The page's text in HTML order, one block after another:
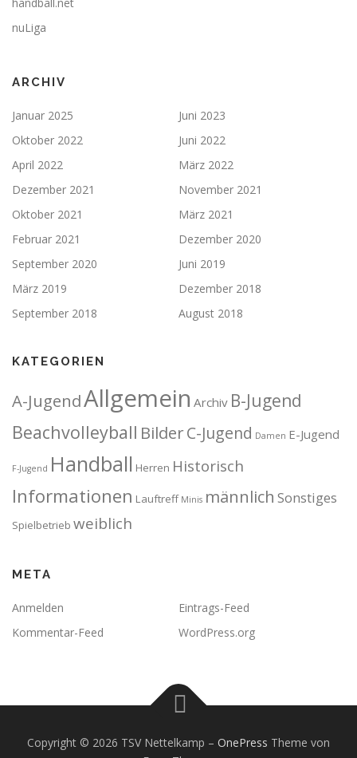
nuLiga
ARCHIV
Januar 2025
Juni 2023
Oktober 2022
Juni 2022
April 2022
März 2022
Dezember 2021
November 2021
Oktober 2021
März 2021
Februar 2021
Dezember 2020
September 2020
Juni 2019
März 2019
Dezember 2018
September 2018
August 2018
KATEGORIEN
A-JugendAllgemein Archiv B-Jugend
Beachvolleyball BilderC-Jugend Damen E-Jugend
F-Jugend Handball Herren Historisch
Informationen Lauftreff Minis männlich Sonstiges
Spielbetrieb weiblich
META
Anmelden
Eintrags-Feed
Kommentar-Feed
WordPress.org
Copyright © 2026 TSV Nettelkamp – OnePress Theme von